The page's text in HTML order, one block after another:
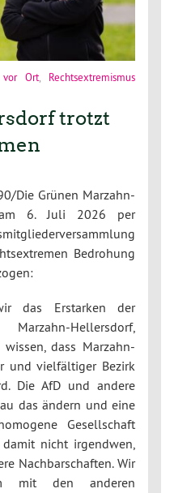
vor Ort, Rechtsextremismus
trotzt
Die Grünen Marzahn-
6. Juli 2026 per
Bedrohung
das Erstarken der
Hellersdorf,
dass Marzahn-
und vielfältiger Bezirk
Die AfD und andere
das ändern und eine
Gesellschaft
nicht irgendwen,
Nachbarschaften. Wir
mit den anderen